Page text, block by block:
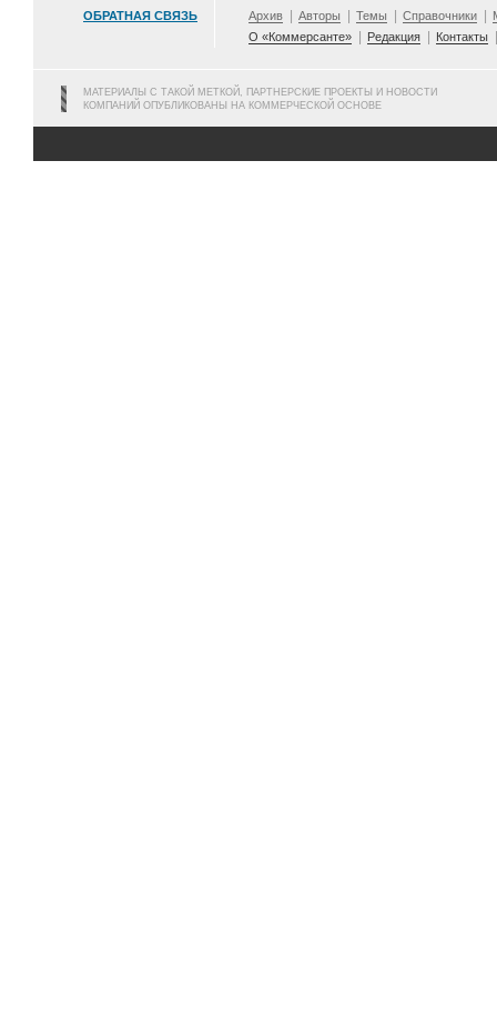
ОБРАТНАЯ СВЯЗЬ Архив Авторы Темы Справочники
О «Коммерсанте»
Редакция Контакты
МАТЕРИАЛЫ С ТАКОЙ МЕТКОЙ, ПАРТНЕРСКИЕ ПРОЕКТЫ И НОВОСТИ
КОМПАНИЙ ОПУБЛИКОВАНЫ НА КОММЕРЧЕСКОЙ ОСНОВЕ